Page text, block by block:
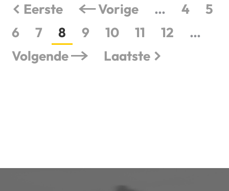
Eerste Vorige … 4
5
6
7 8 9 10 11 12
…
Volgende
Laatste